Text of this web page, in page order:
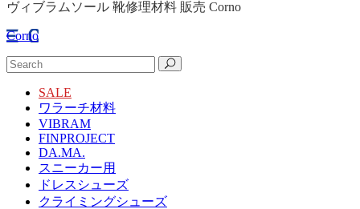
ヴィブラムソール 靴修理材料 販売 Corno
Corno
SALE
ワラーチ材料
VIBRAM
FINPROJECT
DA.MA.
スニーカー用
ドレスシューズ
クライミングシューズ